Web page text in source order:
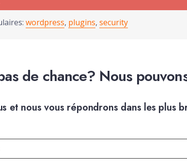
wordpress, plugins, security
de chance? Nous
et nous vous répondrons dans les plus